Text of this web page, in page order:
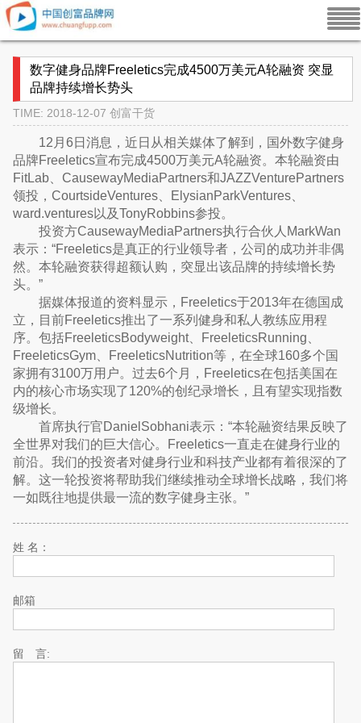
数字健身品牌Freeletics完成4500万美元A轮融资 突显
品牌持续增长势头
TIME: 2018-12-07 创富干货
12月6日消息，近日从相关媒体了解到，国外数字健身
品牌Freeletics宣布完成4500万美元A轮融资。本轮融资由
FitLab、CausewayMediaPartners和JAZZVenturePartners
领投，CourtsideVentures、ElysianParkVentures、
ward.ventures以及TonyRobbins参投。
投资方CausewayMediaPartners执行合伙人MarkWan
表示：“Freeletics是真正的行业领导者，公司的成功并非偶
然。本轮融资获得超额认购，突显出该品牌的持续增长势
头。”
据媒体报道的资料显示，Freeletics于2013年在德国成
立，目前Freeletics推出了一系列健身和私人教练应用程
序。包括FreeleticsBodyweight、FreeleticsRunning、
FreeleticsGym、FreeleticsNutrition等，在全球160多个国
家拥有3100万用户。过去6个月，Freeletics在包括美国在
内的核心市场实现了120%的创纪录增长，且有望实现指数
级增长。
首席执行官DanielSobhani表示：“本轮融资结果反映了
全世界对我们的巨大信心。Freeletics一直走在健身行业的
前沿。我们的投资者对健身行业和科技产业都有着很深的了
解。这一轮投资将帮助我们继续推动全球增长战略，我们将
一如既往地提供最一流的数字健身主张。”
姓 名：
邮箱
留 言: